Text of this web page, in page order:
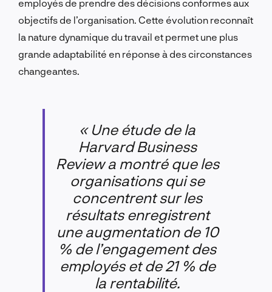
employés de prendre des décisions conformes aux
objectifs de l’organisation. Cette évolution reconnaît
la nature dynamique du travail et permet une plus
grande adaptabilité en réponse à des circonstances
changeantes.
« Une étude de la
Harvard Business
Review a montré que les
organisations qui se
concentrent sur les
résultats enregistrent
une augmentation de 10
% de l’engagement des
employés et de 21 % de
la rentabilité.